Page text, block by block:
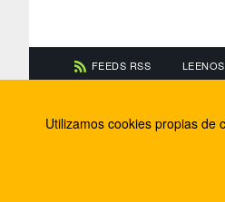
FEEDS RSS
Información de contacto
Utilizamos cookies propias de